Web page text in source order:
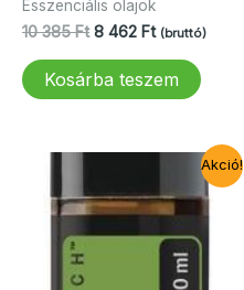
Esszenciális olajok
10 385Ft Original
was:
10
8 462 FtCurrent
8
(bruttó)
Kosárba teszem
Akció!